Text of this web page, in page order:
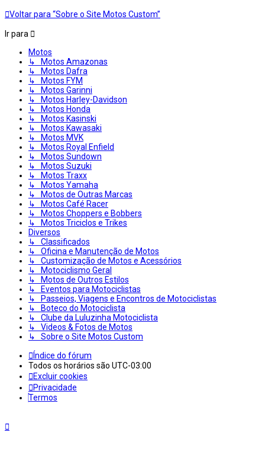
Voltar para “Sobre o Site Motos Custom”
Ir para
Motos
↳ Motos Amazonas
↳ Motos Dafra
↳ Motos FYM
↳ Motos Garinni
↳ Motos Harley-Davidson
↳ Motos Honda
↳ Motos Kasinski
↳ Motos Kawasaki
↳ Motos MVK
↳ Motos Royal Enfield
↳ Motos Sundown
↳ Motos Suzuki
↳ Motos Traxx
↳ Motos Yamaha
↳ Motos de Outras Marcas
↳ Motos Café Racer
↳ Motos Choppers e Bobbers
↳ Motos Triciclos e Trikes
Diversos
↳ Classificados
↳ Oficina e Manutenção de Motos
↳ Customização de Motos e Acessórios
↳ Motociclismo Geral
↳ Motos de Outros Estilos
↳ Eventos para Motociclistas
↳ Passeios, Viagens e Encontros de Motociclistas
↳ Boteco do Motociclista
↳ Clube da Luluzinha Motociclista
↳ Videos & Fotos de Motos
↳ Sobre o Site Motos Custom
Índice do fórum
Todos os horários são UTC-03:00
Excluir cookies
Privacidade
Termos